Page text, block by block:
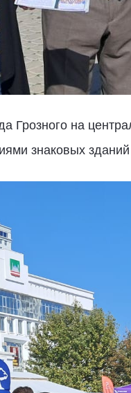
Грозного на
знаковых